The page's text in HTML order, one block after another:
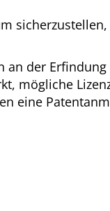
an der Erfindung
mögliche
eine